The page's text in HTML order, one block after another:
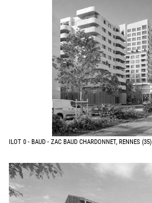
ILOT 0 - BAUD - ZAC BAUD CHARDONNET, RENNES (35)